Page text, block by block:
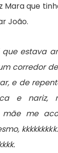
Mara que
João.
que estava
corredor
e de
e nariz,
me